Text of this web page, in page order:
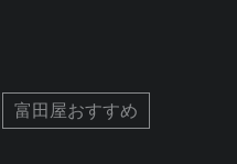
富田屋おすすめ